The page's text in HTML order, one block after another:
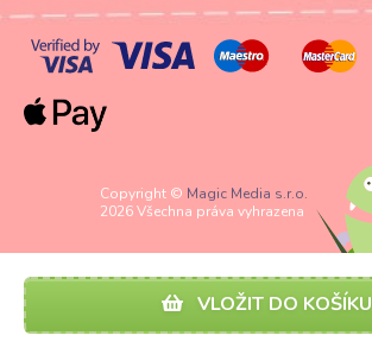
VLOŽIT DO KOŠÍKU
Copyright © Magic Media s.r.o.
2026 Všechna práva vyhrazena